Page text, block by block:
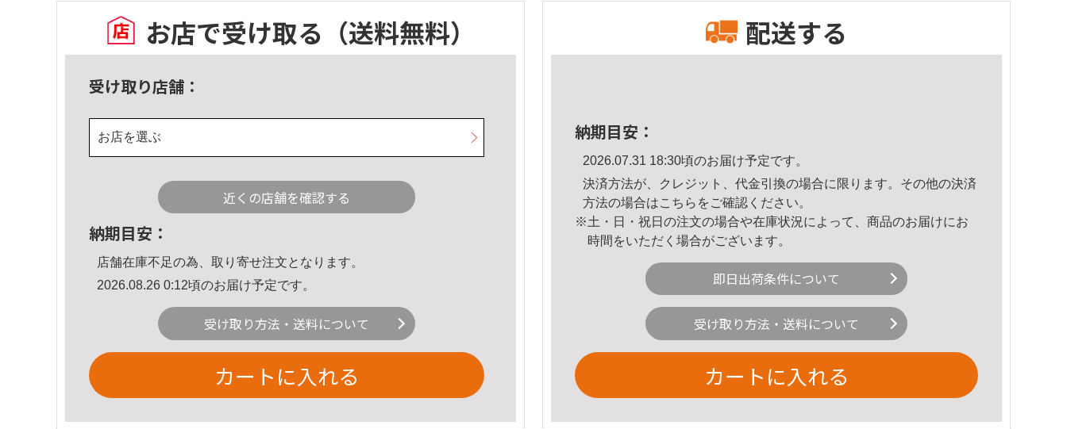
お店で受け取る （送料無料）
受け取り店舗：
お店を選ぶ
近くの店舗を確認する
納期目安：
店舗在庫不足の為、取り寄せ注文となります。
2026.08.26 0:12頃のお届け予定です。
受け取り方法・送料について
カートに入れる
配送する
納期目安：
2026.07.31 18:30頃のお届け予定です。
決済方法が、クレジット、代金引換の場合に限ります。その他の決済
方法の場合はこちら をご確認ください。
※土・日・祝日の注文の場合や在庫状況によって、商品のお届けにお
時間をいただく場合がございます。
即日出荷条件について
受け取り方法・送料について
カートに入れる